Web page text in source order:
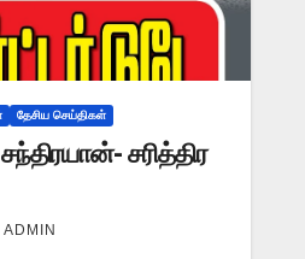
தேசிய செய்திகள்
சரித்திர
ADMIN